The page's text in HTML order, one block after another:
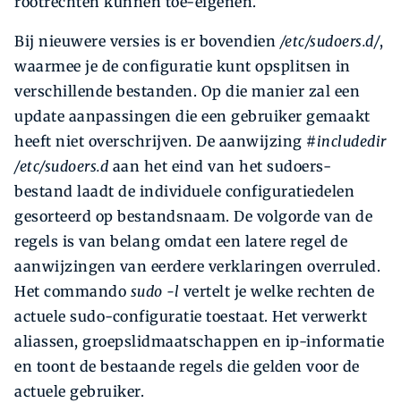
Bij nieuwere versies is er bovendien /etc/sudoers.d/,
waarmee je de configuratie kunt opsplitsen in
verschillende bestanden. Op die manier zal een
update aanpassingen die een gebruiker gemaakt
heeft niet overschrijven. De aanwijzing #includedir
/etc/sudoers.d aan het eind van het sudoers-
bestand laadt de individuele configuratiedelen
gesorteerd op bestandsnaam. De volgorde van de
regels is van belang omdat een latere regel de
aanwijzingen van eerdere verklaringen overruled.
Het commando sudo -l vertelt je welke rechten de
actuele sudo-configuratie toestaat. Het verwerkt
aliassen, groepslidmaatschappen en ip-informatie
en toont de bestaande regels die gelden voor de
actuele gebruiker.